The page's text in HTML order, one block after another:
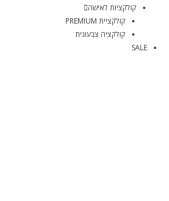
קולקציות לאישה
קולקציית PREMIUM
קולקציה צבעונית
SALE